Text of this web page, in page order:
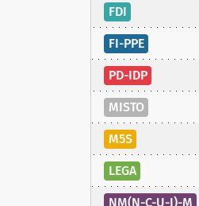
FDI
FI-PPE
PD-IDP
MISTO
M5S
LEGA
NM(N-C-U-I)-M